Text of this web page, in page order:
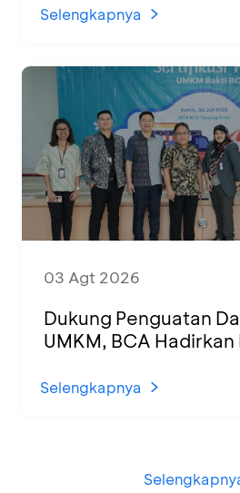
Selengkapnya
03 Agt 2026
Dukung Penguatan
UMKM, BCA
di KCU Tanjung Priok
Selengkapnya